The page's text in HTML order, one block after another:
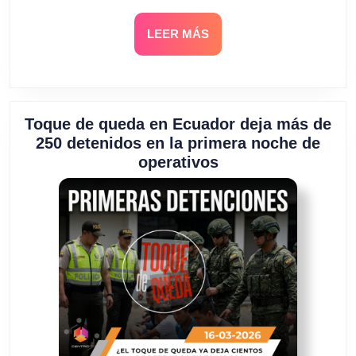
LEER MÁSLEER
MÁS
Toque de queda en Ecuador deja más de
250 detenidos en la primera noche de
operativosToque
de
queda
en
Ecuador
deja
más
de
250
detenidos
en